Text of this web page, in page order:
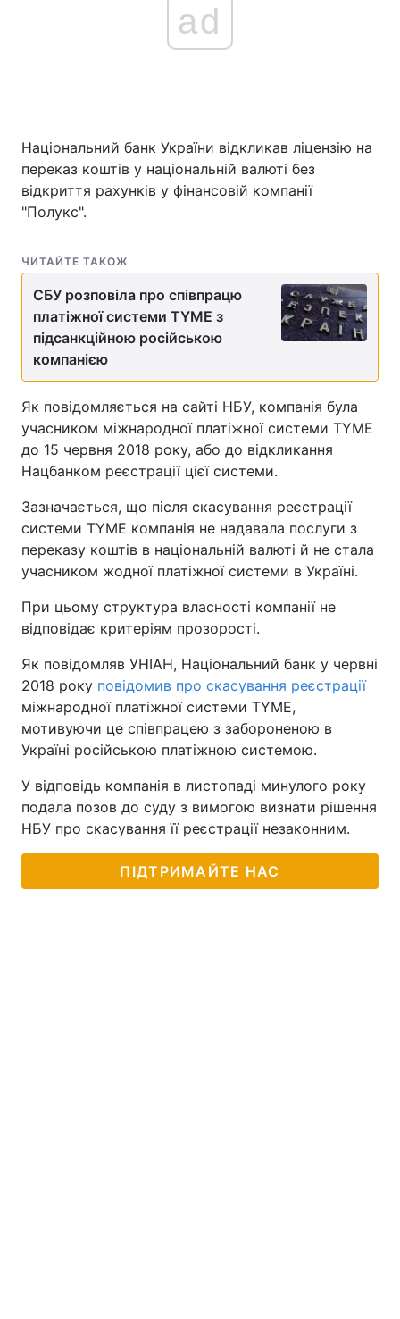
ad
Національний банк України відкликав ліцензію на
переказ коштів у національній валюті без
відкриття рахунків у фінансовій компанії
"Полукс".
ЧИТАЙТЕ ТАКОЖ
СБУ розповіла про співпрацю
платіжної системи TYME з
підсанкційною російською
компанією
Як повідомляється на сайті НБУ, компанія була
учасником міжнародної платіжної системи TYME
до 15 червня 2018 року, або до відкликання
Нацбанком реєстрації цієї системи.
Зазначається, що після скасування реєстрації
системи TYME компанія не надавала послуги з
переказу коштів в національній валюті й не стала
учасником жодної платіжної системи в Україні.
При цьому структура власності компанії не
відповідає критеріям прозорості.
Як повідомляв УНІАН, Національний банк у червні
2018 року повідомив про скасування реєстрації
міжнародної платіжної системи TYME,
мотивуючи це співпрацею з забороненою в
Україні російською платіжною системою.
У відповідь компанія в листопаді минулого року
подала позов до суду з вимогою визнати рішення
НБУ про скасування її реєстрації незаконним.
ПІДТРИМАЙТЕ НАС